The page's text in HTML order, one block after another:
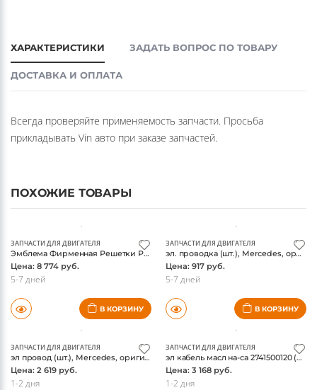
ХАРАКТЕРИСТИКИ ЗАДАТЬ ВОПРОС ПО ТОВАРУ
ДОСТАВКА И ОПЛАТА
Всегда проверяйте применяемость запчасти. Просьба
прикладывать Vin авто при заказе запчастей.
ПОХОЖИЕ ТОВАРЫ
ЗАПЧАСТИ ДЛЯ ДВИГАТЕЛЯ
Эмблема Фирменная Решетки Радиатора(1778884200) (шт.), Mercedes, оригинал
Цена: 8 774 руб.
5-7 дней
В КОРЗИНУ
ЗАПЧАСТИ ДЛЯ ДВИГАТЕЛЯ
эл. проводка (шт.), Mercedes, оригинал
Цена: 917 руб.
5-7 дней
В КОРЗИНУ
ЗАПЧАСТИ ДЛЯ ДВИГАТЕЛЯ
эл провод (шт.), Mercedes, оригинал
Цена: 2 619 руб.
1-2 дня
ЗАПЧАСТИ ДЛЯ ДВИГАТЕЛЯ
эл кабель масл на-са 2741500120 (шт.), Mercedes, оригинал
Цена: 3 168 руб.
1-2 дня